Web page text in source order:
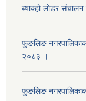
ब्याक्हो लोडर संचालन
फुङलिङ
२०८३ ।
फुङलिङ